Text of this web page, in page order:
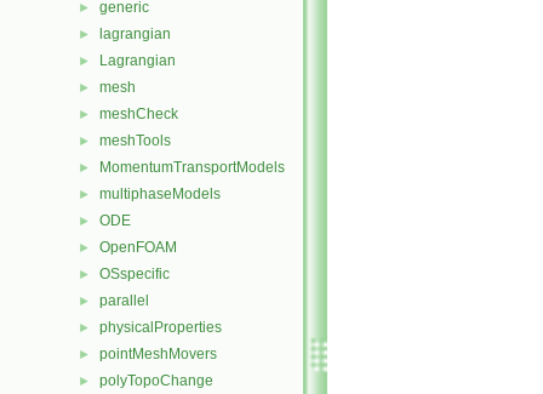
► generic
► lagrangian
► Lagrangian
► mesh
► meshCheck
► meshTools
► MomentumTransportModels
► multiphaseModels
► ODE
► OpenFOAM
► OSspecific
► parallel
► physicalProperties
► pointMeshMovers
► polyTopoChange